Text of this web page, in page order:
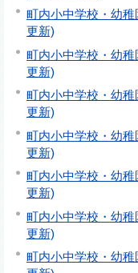
町内小中学校・幼
更新)
町内小中学校・幼
更新)
町内小中学校・幼
更新)
町内小中学校・幼
更新)
町内小中学校・幼
更新)
町内小中学校・幼
更新)
町内小中学校・幼